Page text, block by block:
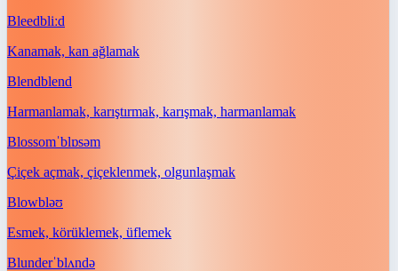
Bleedbliːd
Kanamak, kan ağlamak
Blendblend
Harmanlamak, karıştırmak, karışmak, harmanlamak
Blossomˈblɒsəm
Çiçek açmak, çiçeklenmek, olgunlaşmak
Blowbləʊ
Esmek, körüklemek, üflemek
Blunderˈblʌndə